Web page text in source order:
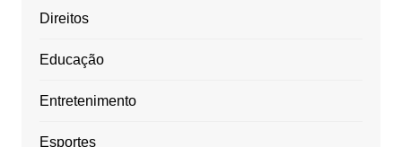
Direitos
Educação
Entretenimento
Esportes